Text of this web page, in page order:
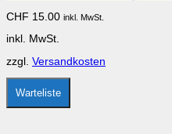
Optionen
auf
Produktseite
gewählt
werden
CHF 15.00 inkl. MwSt.
inkl. MwSt.
zzgl. Versandkosten
Warteliste